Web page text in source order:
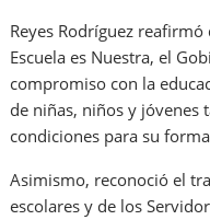
Reyes Rodríguez
Escuela es Nuestra, el
compromiso con la
de niñas, niños y jóvenes
condiciones para su
Asimismo, reconoció el
escolares y de los